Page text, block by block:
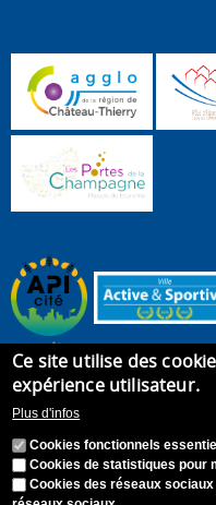
Ce site utilise des
expérience utilisateur.
Plus d'infos
Cookies fonctionnels
Cookies de statistiques pour
Cookies des réseaux